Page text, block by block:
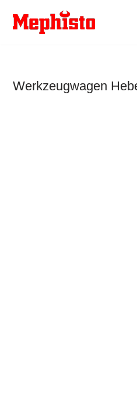
Zum
Werkzeugwagen